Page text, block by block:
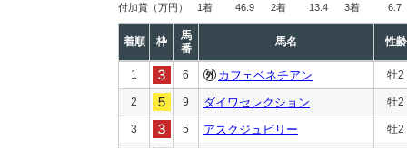
付加賞 （万円） 1着 46.9 2着 13.4 3着 6.7
着順 枠
馬
番
馬名 性齢
1 6 カフェベネチアン 牡2
2 9 ダイワセレクション 牡2
3 5 アスクジュビリー 牡2